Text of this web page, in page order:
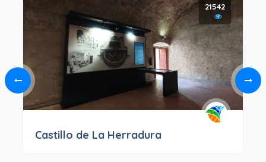
21542
Castillo de La Herradura